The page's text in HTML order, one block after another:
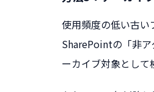
使用頻度の低い古い
SharePointの「非
ーカイブ対象として